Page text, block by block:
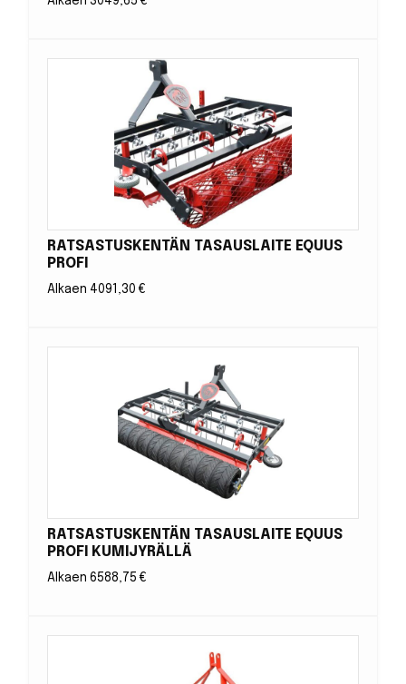
RATSASTUSKENTÄN TASAUSLAITE EQUUS
PROFI
Alkaen 4091,30€
RATSASTUSKENTÄN TASAUSLAITE EQUUS
PROFI KUMIJYRÄLLÄ
Alkaen6588,75€